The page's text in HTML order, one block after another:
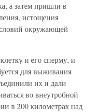
а затем пришли в
истощения
окружающей
и его сперму, и
для выживания
их и дали
во внеутробной
в 200 километрах над